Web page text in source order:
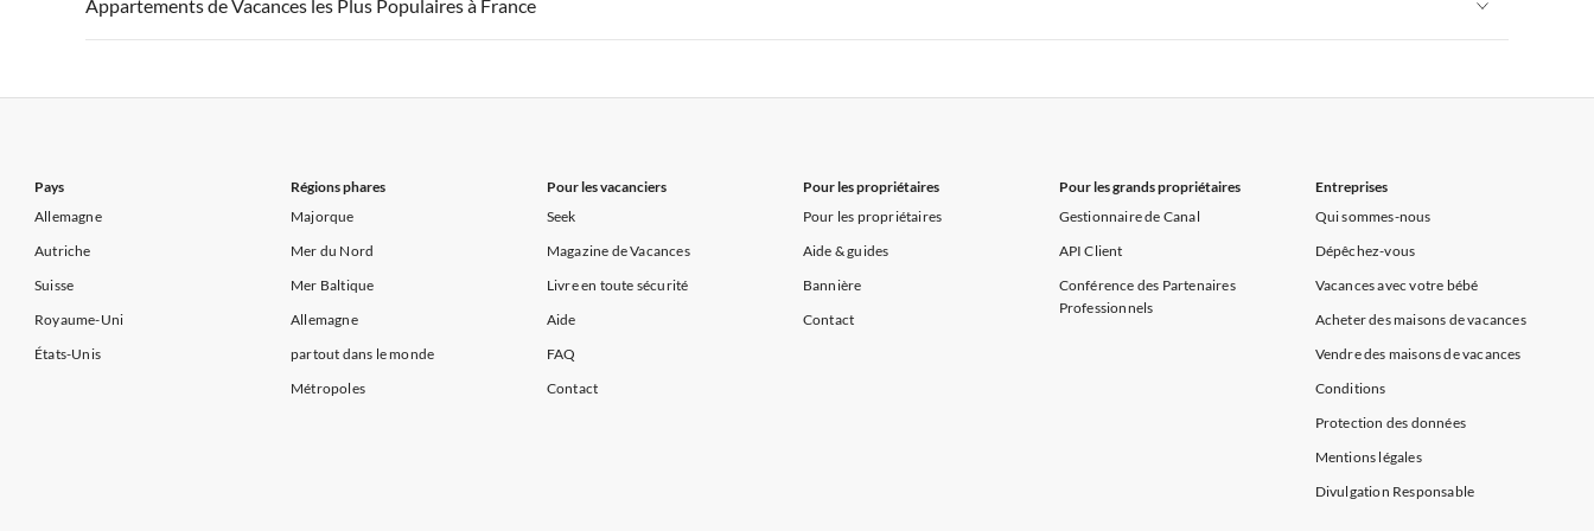
Appartements de Vacances à Côte d'Azur
Appartements de Vacances à Côte atlantique Appartements de Vacances à la Normandie Appartements de Vacances à Sud de la France Appartements de Vacances à Provence
Appartements de Vacances les Plus Populaires à France
Pays
Allemagne
Autriche
Suisse
Royaume-Uni
États-Unis
Régions phares
Majorque
Mer du Nord
Mer Baltique
Allemagne
partout dans le monde
Métropoles
Pour les vacanciers
Seek
Magazine de Vacances
Livre en toute sécurité
Aide
FAQ
Contact
Pour les propriétaires
Pour les propriétaires
Aide & guides
Bannière
Contact
Pour les grands propriétaires
Gestionnaire de Canal
API Client
Conférence des Partenaires
Professionnels
Entreprises
Qui sommes-nous
Dépêchez-vous
Vacances avec votre bébé
Acheter des maisons de vacances
Vendre des maisons de vacances
Conditions
Protection des données
Mentions légales
Divulgation Responsable